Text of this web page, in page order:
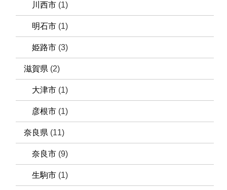
川西市 (1)
明石市 (1)
姫路市 (3)
滋賀県 (2)
大津市 (1)
彦根市 (1)
奈良県 (11)
奈良市 (9)
生駒市 (1)